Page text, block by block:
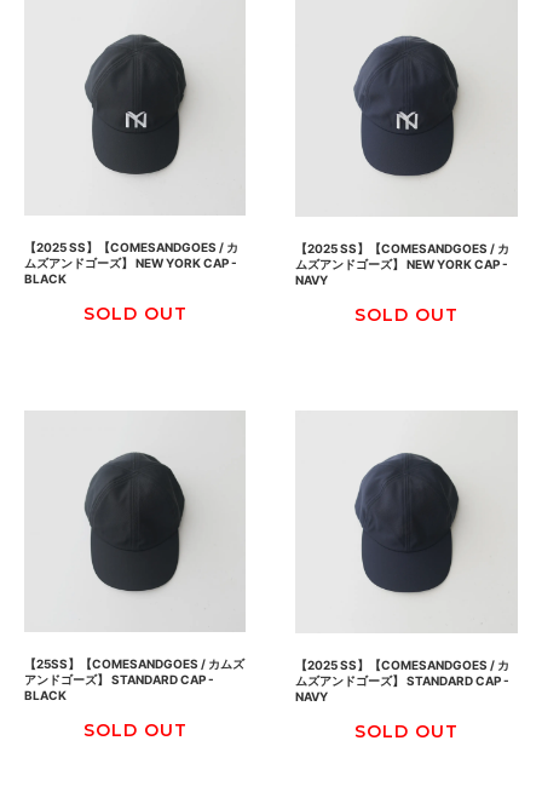
【2025 SS】【COMESANDGOES / カ
ムズアンドゴーズ】 NEW YORK CAP -
BLACK
SOLD OUT
【2025 SS】【COMESANDGOES / カ
ムズアンドゴーズ】 NEW YORK CAP -
NAVY
SOLD OUT
【25SS】【COMESANDGOES / カムズ
アンドゴーズ】 STANDARD CAP -
BLACK
SOLD OUT
【2025 SS】【COMESANDGOES / カ
ムズアンドゴーズ】 STANDARD CAP -
NAVY
SOLD OUT